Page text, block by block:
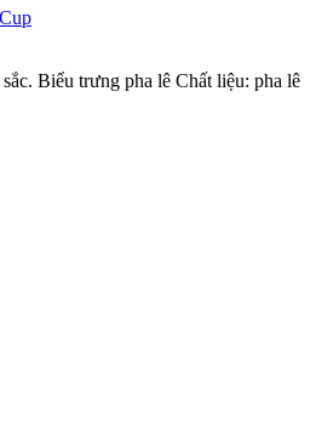
Biểu trưng pha lê Chất liệu: pha lê